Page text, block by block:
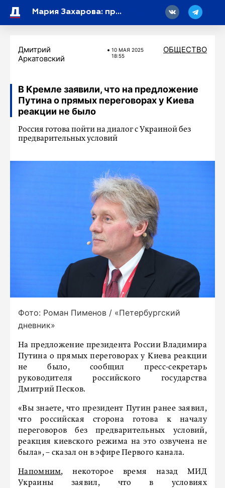
Мария Захарова: празднование юбилея Великой Победы высветило тупик в санкционной политике и политическом мышлении Запада
Дмитрий
Аркатовский
10 МАЯ 2025
18:55
ОБЩЕСТВО
В Кремле заявили, что на предложение
Путина о прямых переговорах у Киева
реакции не было
Россия готова пойти на диалог с Украиной без
предварительных условий
Фото: Роман Пименов / «Петербургский
дневник»
На предложение президента России Владимира
Путина о прямых переговорах у Киева реакции
не было, сообщил пресс-секретарь
руководителя российского государства
Дмитрий Песков.
«Вы знаете, что президент Путин ранее заявил,
что российская сторона готова к началу
переговоров без предварительных условий,
реакция киевского режима на это озвучена не
была», – сказал он в эфире Первого канала.
Напомним, некоторое время назад МИД
Украины заявил, что в условиях